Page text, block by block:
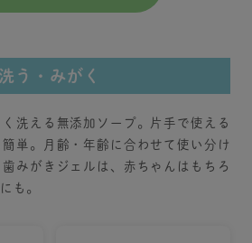
洗う・みがく
洗える無添加ソープ。片手で使える
単。月齢・年齢に合わせて使い分け
みがきジェルは、赤ちゃんはもちろ
も。